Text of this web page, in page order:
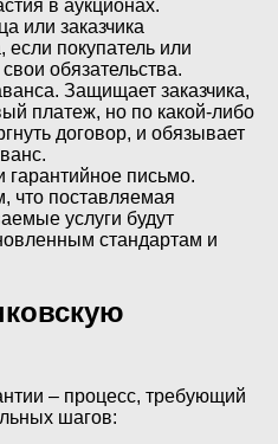
в аукционах.
или заказчика
покупатель или
обязательства.
Защищает заказчика,
платеж, но по какой-либо
договор, и обязывает
гарантийное письмо.
что поставляемая
услуги будут
стандартам и
– процесс, требующий
шагов: